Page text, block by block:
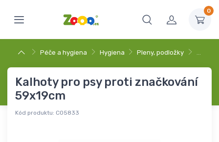
0
Péče a hygiena Hygiena Pleny, podložky …
Kalhoty pro psy proti značkování
59x19cm
Kód produktu: C05833